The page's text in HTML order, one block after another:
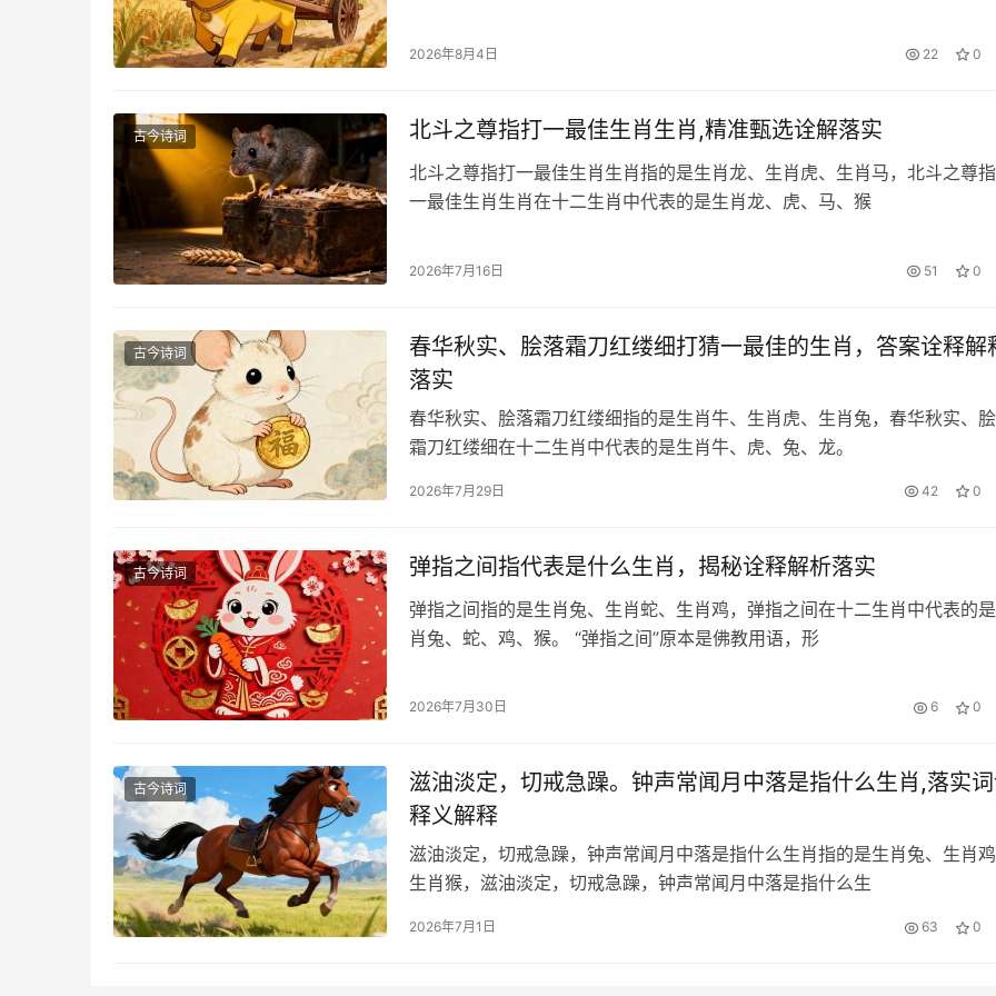
2026年8月4日 22 0
古今诗词 北斗之尊指打一最佳生肖生肖,精准甄选诠解落实
北斗之尊指打一最佳生肖生肖指的是生肖龙、生肖虎、生肖马，北斗之尊
一最佳生肖生肖在十二生肖中代表的是生肖龙、虎、马、猴
2026年7月16日 51 0
古今诗词
春华秋实、脍落霜刀红缕细打猜一最佳的生肖，答案诠释解
落实
春华秋实、脍落霜刀红缕细指的是生肖牛、生肖虎、生肖兔，春华秋实、
霜刀红缕细在十二生肖中代表的是生肖牛、虎、兔、龙。
2026年7月29日 42 0
古今诗词 弹指之间指代表是什么生肖，揭秘诠释解析落实
弹指之间指的是生肖兔、生肖蛇、生肖鸡，弹指之间在十二生肖中代表的
肖兔、蛇、鸡、猴。 “弹指之间”原本是佛教用语，形
2026年7月30日 6 0
古今诗词
滋油淡定，切戒急躁。钟声常闻月中落是指什么生肖,落实
释义解释
滋油淡定，切戒急躁，钟声常闻月中落是指什么生肖指的是生肖兔、生肖鸡
生肖猴，滋油淡定，切戒急躁，钟声常闻月中落是指什么生
2026年7月1日 63 0